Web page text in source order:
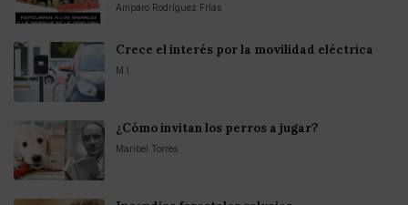
Amparo Rodríguez Frías
Crece el interés por la movilidad eléctrica
M.I.
¿Cómo invitan los perros a jugar?
Maribel Torres